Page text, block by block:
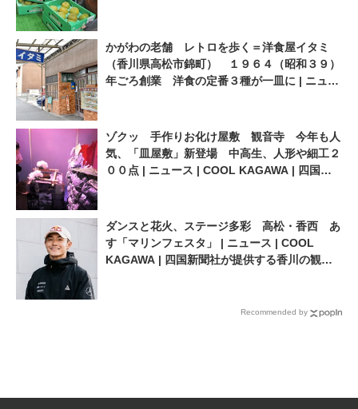
かがわの老舗 レトロを歩く＝洋食屋イタミ
（香川県高松市錦町） １９６４（昭和３９）
年ごろ創業 洋食の定番３種が一皿に | ニュー
ゾクッ 手作りお化け屋敷 観音寺 今年も人
気、「皿屋敷」新登場 中高生、人形や細工２
００点 | ニュース | COOL KAGAWA | 四国新
ダンスと花火、ステージ多彩 高松・香西 あ
す「マリンフェスタ」 | ニュース | COOL
KAGAWA | 四国新聞社が提供する香川の観光
Recommended by